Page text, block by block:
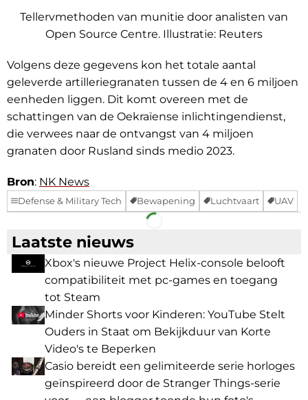
Tellervmethoden van munitie door analisten van
Open Source Centre. Illustratie: Reuters
Volgens deze gegevens kon het totale aantal
geleverde artilleriegranaten tussen de 4 en 6 miljoen
eenheden liggen. Dit komt overeen met de
schattingen van de Oekraïense inlichtingendienst,
die verwees naar de ontvangst van 4 miljoen
granaten door Rusland sinds medio 2023.
Bron: NK News
Defense & Military Tech Bewapening Luchtvaart UAV
Facebook Telegram
Laatste nieuws
Xbox's nieuwe Project Helix-console belooft
compatibiliteit met pc-games en toegang
tot Steam
Minder Shorts voor Kinderen: YouTube Stelt
Ouders in Staat om Bekijkduur van Korte
Video's te Beperken
Casio bereidt een gelimiteerde serie horloges
geïnspireerd door de Stranger Things-serie